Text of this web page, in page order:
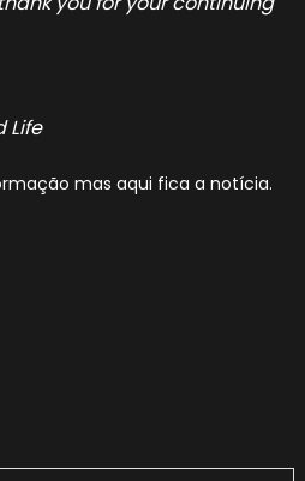
Life
mas aqui fica a notícia.